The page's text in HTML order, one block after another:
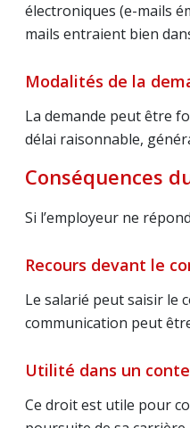
électroniques (e-mails
mails entraient bien
Modalités de la
La demande peut être
délai raisonnable,
Conséquences
Si l’employeur ne
Recours devant le
Le salarié peut saisir le
communication peut
Utilité dans un
Ce droit est utile pour